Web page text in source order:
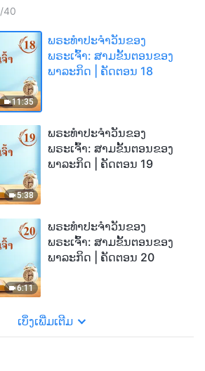
/40
11:35
ພຣະທຳປະຈຳວັນຂອງ
ພຣະເຈົ້າ: ສາມຂັ້ນຕອນຂອງ
ພາລະກິດ | ຄັດຕອນ 18
5:38
ພຣະທຳປະຈຳວັນຂອງ
ພຣະເຈົ້າ: ສາມຂັ້ນຕອນຂອງ
ພາລະກິດ | ຄັດຕອນ 19
6:11
ພຣະທຳປະຈຳວັນຂອງ
ພຣະເຈົ້າ: ສາມຂັ້ນຕອນຂອງ
ພາລະກິດ | ຄັດຕອນ 20
ເບິ່ງເພີ່ມເຕີມ